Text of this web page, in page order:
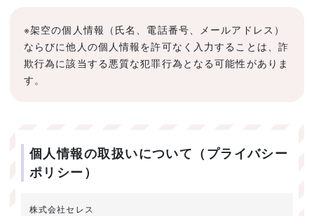
※架空の個人情報（氏名、電話番号、メールアドレス）
ならびに他人の個人情報を許可なく入力することは、詐
欺行為に該当する悪質な犯罪行為となる可能性がありま
す。
個人情報の取扱いについて（プライバシー
ポリシー）
株式会社セレス